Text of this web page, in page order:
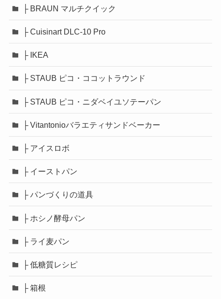
├ BRAUN マルチクイック
├ Cuisinart DLC-10 Pro
├ IKEA
├ STAUB ピコ・ココットラウンド
├ STAUB ピコ・ニダベイユソテーパン
├ Vitantonioバラエティサンドベーカー
├ アイスロボ
├ イーストパン
├ パンづくりの道具
├ ホシノ酵母パン
├ ライ麦パン
├ 低糖質レシピ
├ 箱根